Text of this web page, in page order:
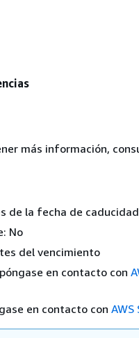
más información,
de la fecha de caducidad
No
del vencimiento
en contacto con
en contacto con AWS